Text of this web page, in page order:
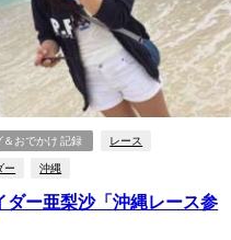
＆おでかけ 記録 レース
ー 沖縄
ダー亜梨沙「沖縄レース参